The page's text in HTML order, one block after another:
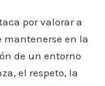
por valorar a
mantenerse en la
de un entorno
el respeto, la